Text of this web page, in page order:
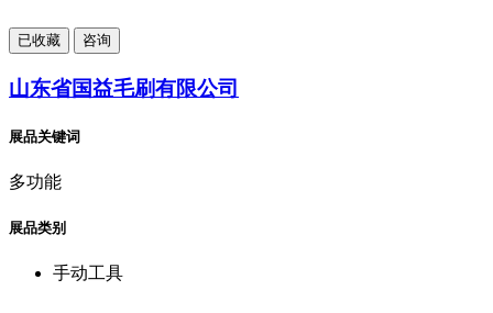
已收藏 咨询
山东省国益毛刷有限公司
展品关键词
多功能
展品类别
手动工具